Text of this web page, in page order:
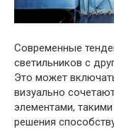
Современные
светильников с
Это может
визуально
элементами,
решения